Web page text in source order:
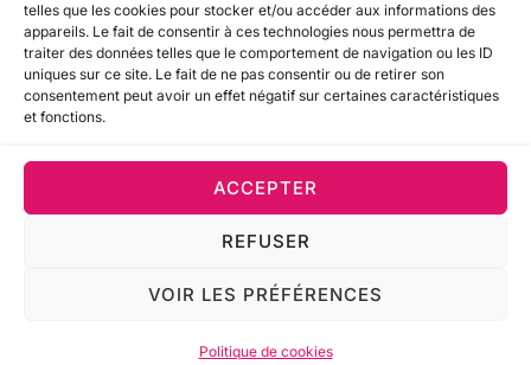
telles que les cookies pour stocker et/ou accéder aux informations des
appareils. Le fait de consentir à ces technologies nous permettra de
traiter des données telles que le comportement de navigation ou les ID
uniques sur ce site. Le fait de ne pas consentir ou de retirer son
consentement peut avoir un effet négatif sur certaines caractéristiques
et fonctions.
ACCEPTER
REFUSER
VOIR LES PRÉFÉRENCES
Politique de cookies
SUIVEZ-NOUS
Politique de confidentialité
(ISSA) - Mod.GMUND.digital